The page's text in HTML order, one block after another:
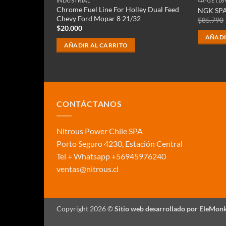
Chrome Fuel Line For Holley Dual Feed
Chevy Ford Mopar 8 21/32
$20.000
AÑADIR AL CARRITO
NGK
$85.790
CONTÁCTANOS
Nitrous Power Chile SPA
Porto Seguro 4230, Estación Central
Tel + Whatsapp +56945976240
ventas@nitrous.cl
Copyright 2026 ©Sitio web desarrollado por